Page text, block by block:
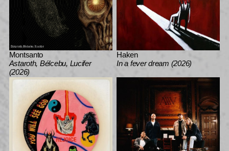
Montsanto
Astaroth, Bélcebu, Lucifer
(2026)
Haken
In a fever dream (2026)